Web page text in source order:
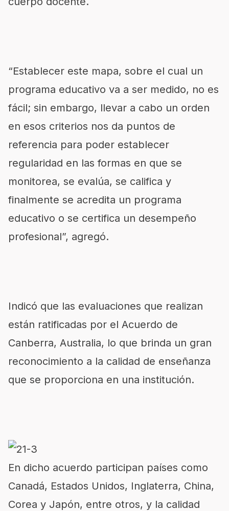
“Establecer este mapa, sobre el cual un
programa educativo va a ser medido, no es
fácil; sin embargo, llevar a cabo un orden
en esos criterios nos da puntos de
referencia para poder establecer
regularidad en las formas en que se
monitorea, se evalúa, se califica y
finalmente se acredita un programa
educativo o se certifica un desempeño
profesional”, agregó.
Indicó que las evaluaciones que realizan
están ratificadas por el Acuerdo de
Canberra, Australia, lo que brinda un gran
reconocimiento a la calidad de enseñanza
que se proporciona en una institución.
En dicho acuerdo participan países como
Canadá, Estados Unidos, Inglaterra, China,
Corea y Japón, entre otros, y la calidad